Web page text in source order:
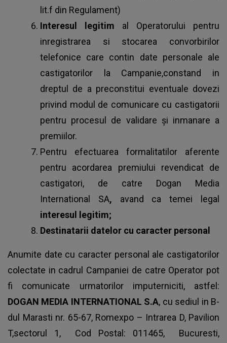
lit.f din Regulament)
Interesul legitim al Operatorului pentru
inregistrarea si stocarea convorbirilor
telefonice care contin date personale ale
castigatorilor la Campanie,constand in
dreptul de a preconstitui eventuale dovezi
privind modul de comunicare cu castigatorii
pentru procesul de validare și inmanare a
premiilor.
Pentru efectuarea formalitatilor aferente
pentru acordarea premiului revendicat de
castigatori, de catre Dogan Media
International SA, avand ca temei legal
interesul legitim;
Destinatarii datelor cu caracter personal
Anumite date cu caracter personal ale castigatorilor
colectate in cadrul Campaniei de catre Operator pot
fi comunicate urmatorilor imputerniciti, astfel:
DOGAN MEDIA INTERNATIONAL S.A, cu sediul in B-
dul Marasti nr. 65-67, Romexpo – Intrarea D, Pavilion
T,sectorul 1, Cod Postal: 011465, Bucuresti,